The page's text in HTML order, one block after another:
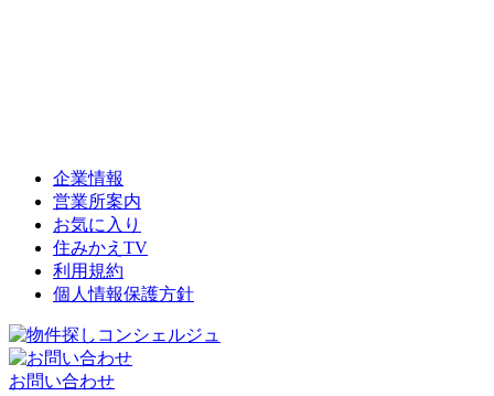
企業情報
営業所案内
お気に入り
住みかえTV
利用規約
個人情報保護方針
お問い合わせ